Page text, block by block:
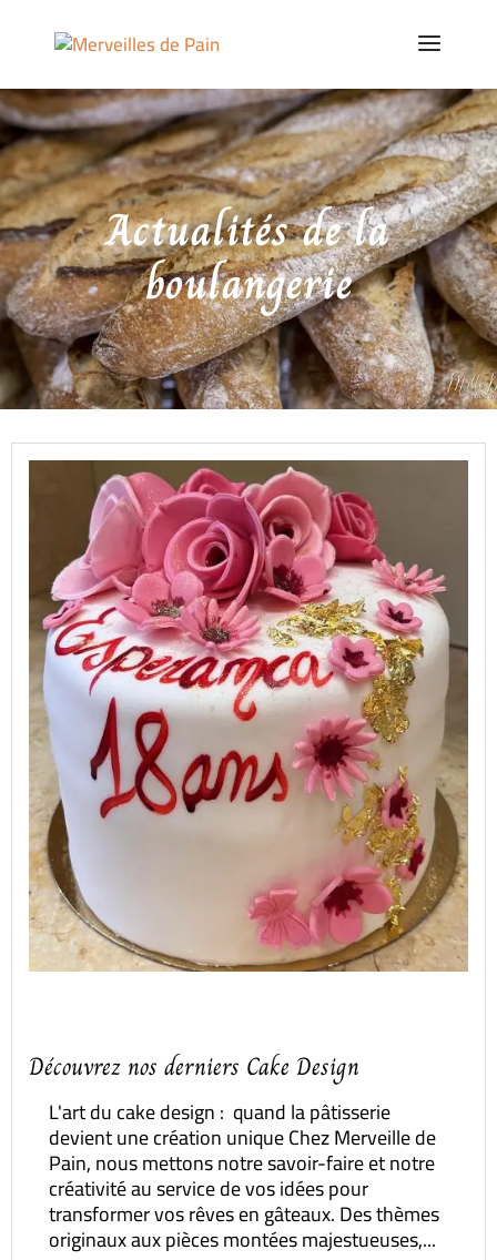
Actualités de la
boulangerie
Découvrez nos derniers Cake Design
L'art du cake design : quand la pâtisserie
devient une création unique Chez Merveille de
Pain, nous mettons notre savoir-faire et notre
créativité au service de vos idées pour
transformer vos rêves en gâteaux. Des thèmes
originaux aux pièces montées majestueuses,...